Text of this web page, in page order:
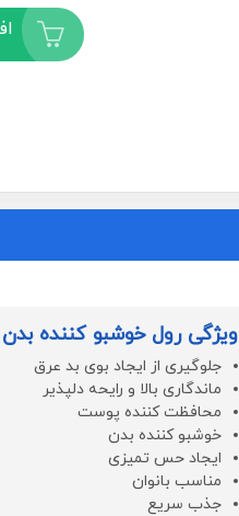
ویژگی رول خوشبو کننده بدن
جلوگیری از ایجاد بوی بد عرق
ماندگاری بالا و رایحه دلپذیر
محافظت کننده پوست
خوشبو کننده بدن
ایجاد حس تمیزی
مناسب بانوان
جذب سریع